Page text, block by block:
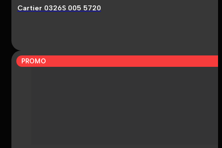
Cartier 0326S 005 5720
PROMO